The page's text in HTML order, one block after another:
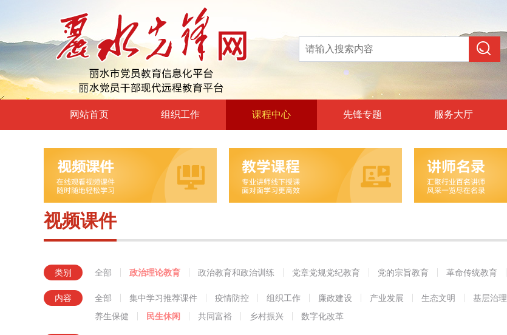
网站首页 组织工作
领导动态
自身建设
组工之窗
课程中心
政治教育和政治训练
党章党规党纪教育
革命传统教育
先锋专题 服务大厅
视频课件
类别 全部 政治理论教育 政治教育和政治训练 党章党规党纪教育 党的宗旨教育 革命传统教育
内容 全部 集中学习推荐课件 疫情防控 组织工作 廉政建设 产业发展 生态文明 基层治理
养生保健
民生休闲 共同富裕 乡村振兴 数字化改革